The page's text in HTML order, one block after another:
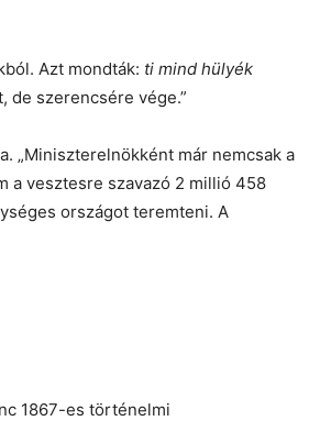
Azt mondták: ti mind hülyék
de szerencsére vége.”
„Miniszterelnökként már nemcsak a
a vesztesre szavazó 2 millió 458
országot teremteni. A
1867-es történelmi